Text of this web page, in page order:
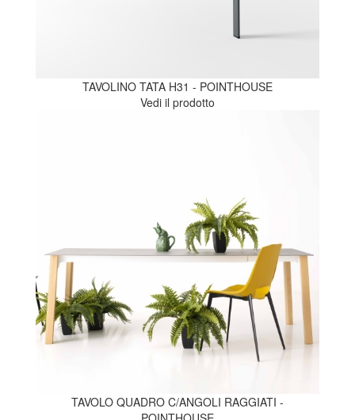
TAVOLINO TATA H31 - POINTHOUSE
Vedi il prodotto
TAVOLO QUADRO C/ANGOLI RAGGIATI -